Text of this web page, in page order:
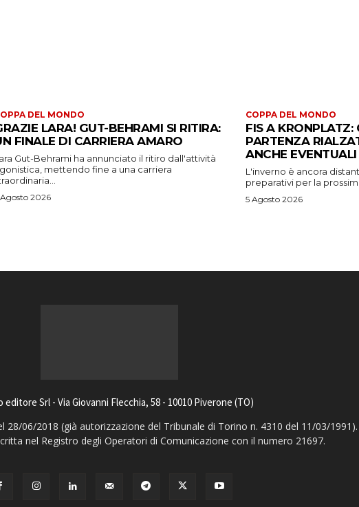
DEL MONDO
LARA! GUT-BEHRAMI SI RITIRA:
FINALE DI CARRIERA AMARO
Gut-Behrami ha annunciato il ritiro dall'attività
mettendo fine a una carriera
2026
COPPA DEL MONDO
FIS A KRONPLATZ:
PARTENZA
ANCHE EVENTUALI
L'inverno è ancora
preparativi per la
5 Agosto 2026
editore Srl - Via Giovanni Flecchia, 58 - 10010 Piverone (TO)
28/06/2018 (già autorizzazione del Tribunale di Torino n. 4310 del 11/03/1991).
nel Registro degli Operatori di Comunicazione con il numero 21697.